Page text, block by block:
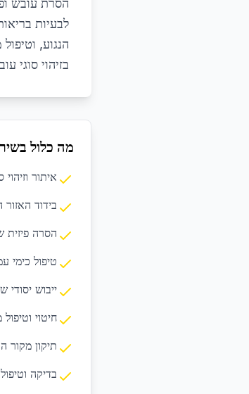
הסרת עובש
לבעיות
הנגוע,
בזיהוי סוגי
מה כלול
איתור
בידוד
הסרה
טיפול כימי
ייבוש יסודי
חיטוי
תיקון מקור
בדיקה